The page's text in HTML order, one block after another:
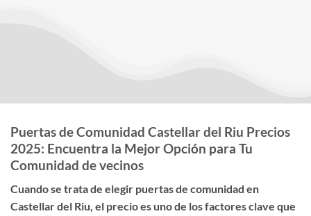
Puertas de Comunidad Castellar del Riu Precios
2025: Encuentra la Mejor Opción para Tu
Comunidad de vecinos
Cuando se trata de elegir puertas de comunidad en
Castellar del Riu, el precioes uno de los factores clave que